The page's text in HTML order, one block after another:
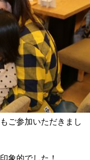
ご参加いただきまし
象的でした！